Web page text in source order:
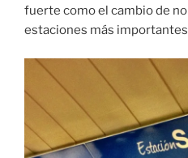
fuerte como el cambio de
estaciones más